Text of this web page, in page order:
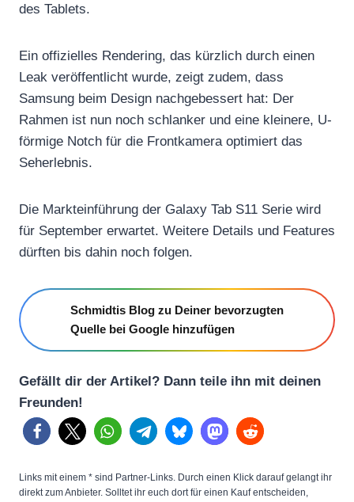
des Tablets.
Ein offizielles Rendering, das kürzlich durch einen
Leak veröffentlicht wurde, zeigt zudem, dass
Samsung beim Design nachgebessert hat: Der
Rahmen ist nun noch schlanker und eine kleinere, U-
förmige Notch für die Frontkamera optimiert das
Seherlebnis.
Die Markteinführung der Galaxy Tab S11 Serie wird
für September erwartet. Weitere Details und Features
dürften bis dahin noch folgen.
Schmidtis Blog zu Deiner bevorzugten
Quelle bei Google hinzufügen
Gefällt dir der Artikel? Dann teile ihn mit deinen
Freunden!
Links mit einem * sind Partner-Links. Durch einen Klick darauf gelangt ihr
direkt zum Anbieter. Solltet ihr euch dort für einen Kauf entscheiden,